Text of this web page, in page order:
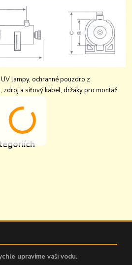
lampy, ochranné pouzdro z
zdroj a síťový kabel, držáky pro montáž
upravíme vaši vodu.